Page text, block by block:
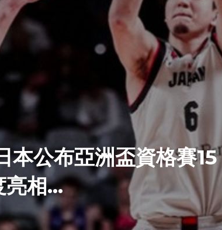
本公布亞洲盃資格賽15
相...